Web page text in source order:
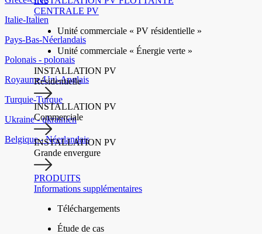
Italie-Italien
Pays-Bas-Néerlandais
Polonais - polonais
Royaume-Uni-Anglais
Turquie-Turque
Ukraine - ukrainien
Belgique - Néerlandais
CENTRALE PV
Unité commerciale « PV résidentielle »
Unité commerciale « Énergie verte »
INSTALLATION PV
Résidentielle
INSTALLATION PV
Commerciale
INSTALLATION PV
Grande envergure
PRODUITS
Informations supplémentaires
Téléchargements
Étude de cas